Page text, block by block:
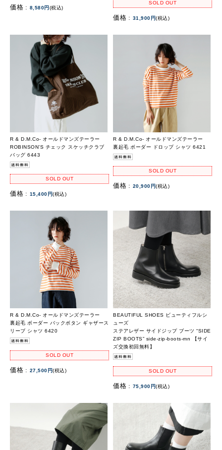
価格 : 8,580円(税込)
SOLD OUT
価格 : 31,900円(税込)
R & D.M.Co- オールドマンズテーラー
ROBINSON’S チェック スケッチクラブ
バッグ 6443
SOLD OUT
価格 : 15,400円(税込)
R & D.M.Co- オールドマンズテーラー
裏起毛 ボーダー ドロップ シャツ 6421
SOLD OUT
価格 : 20,900円(税込)
R & D.M.Co- オールドマンズテーラー
裏起毛 ボーダー バックボタン ギャザース
リーブ シャツ 6420
SOLD OUT
価格 : 27,500円(税込)
BEAUTIFUL SHOES ビューティフルシ
ューズ
ステアレザー サイドジップ ブーツ “SIDE
ZIP BOOTS” side-zip-boots-mn 【サイ
ズ交換初回無料】
SOLD OUT
価格 : 75,900円(税込)